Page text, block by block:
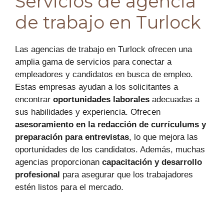
de trabajo en Turlock
Las agencias de trabajo en Turlock ofrecen una
amplia gama de servicios para conectar a
empleadores y candidatos en busca de empleo.
Estas empresas ayudan a los solicitantes a
encontrar oportunidades laborales adecuadas a
sus habilidades y experiencia. Ofrecen
asesoramiento en la redacción de currículums y
preparación para entrevistas, lo que mejora las
oportunidades de los candidatos. Además, muchas
agencias proporcionan capacitación y desarrollo
profesional para asegurar que los trabajadores
estén listos para el mercado.